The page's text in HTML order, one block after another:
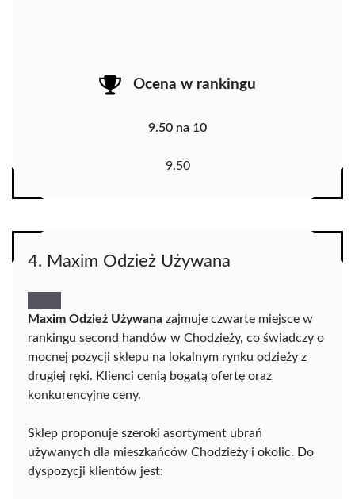
Ocena w rankingu
9.50 na 10
9.50
4. Maxim Odzież Używana
Maxim Odzież Używana zajmuje czwarte miejsce w
rankingu second handów w Chodzieży, co świadczy o
mocnej pozycji sklepu na lokalnym rynku odzieży z
drugiej ręki. Klienci cenią bogatą ofertę oraz
konkurencyjne ceny.
Sklep proponuje szeroki asortyment ubrań
używanych dla mieszkańców Chodzieży i okolic. Do
dyspozycji klientów jest: